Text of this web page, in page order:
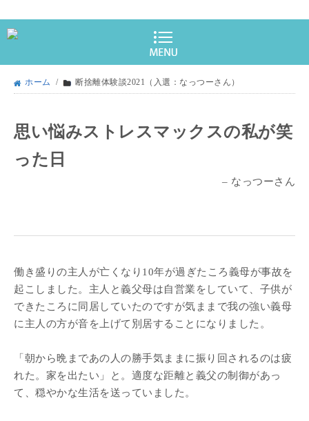
ホーム / 断捨離体験談2021（入選：なっつーさん）
思い悩みストレスマックスの私が笑
った日
– なっつーさん
働き盛りの主人が亡くなり10年が過ぎたころ義母が事故を
起こしました。主人と義父母は自営業をしていて、子供が
できたころに同居していたのですが気ままで我の強い義母
に主人の方が音を上げて別居することになりました。
「朝から晩まであの人の勝手気ままに振り回されるのは疲
れた。家を出たい」と。適度な距離と義父の制御があっ
て、穏やかな生活を送っていました。